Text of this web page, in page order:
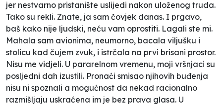
jer nestvarno pristanište uslijedi nakon uloženog truda.
Tako su rekli. Znate, ja sam čovjek danas. I prgavo,
baš kako nije ljudski, neću vam oprostiti. Lagali ste mi.
Mahala sam avionima, neumorno, bacala viljušku i
stolicu kad čujem zvuk, i istrčala na prvi brisani prostor.
Nisu me vidjeli. U pararelnom vremenu, moji vršnjaci su
posljedni dah izustili. Pronaći smisao njihovih buđenja
nisu ni spoznali a mogućnost da nekad racionalno
razmišljaju uskraćena im je bez prava glasa. U